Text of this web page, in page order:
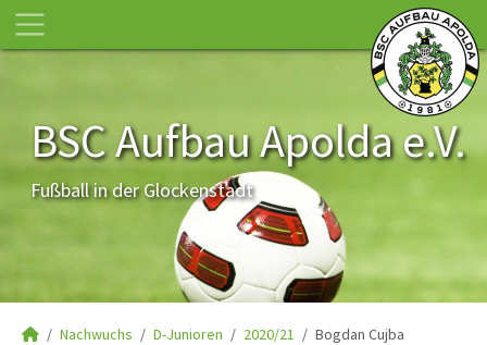
BSC Aufbau Apolda e.V.
Fußball in der Glockenstadt
Nachwuchs D-Junioren 2020/21 Bogdan Cujba